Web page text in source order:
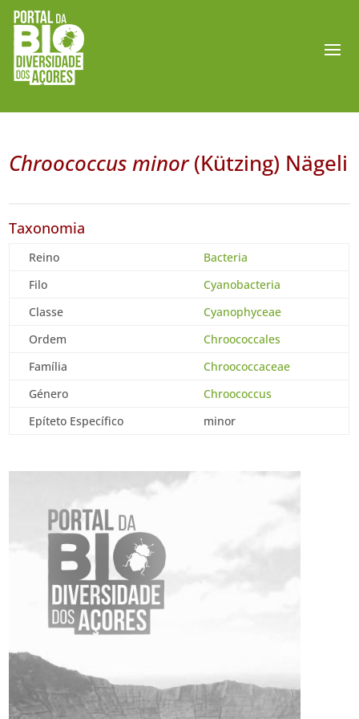
Chroococcus minor(Kützing) Nägeli
Taxonomia
Reino
Bacteria
Filo
Cyanobacteria
Classe
Cyanophyceae
Ordem
Chroococcales
Família
Chroococcaceae
Género
Chroococcus
Epíteto Específico
minor